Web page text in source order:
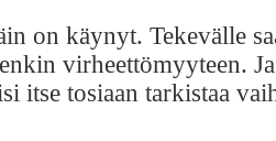
on käynyt. Tekevälle
virheettömyyteen. Ja
itse tosiaan tarkistaa